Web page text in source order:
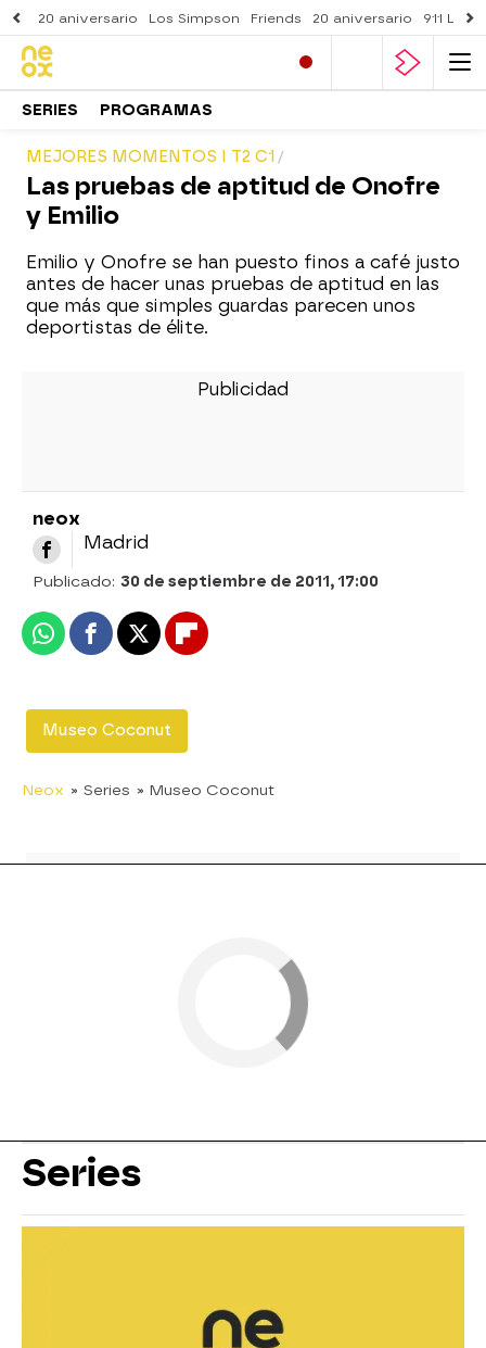
20 aniversario Los Simpson Friends 20 aniversario 911
SERIES PROGRAMAS
MEJORES MOMENTOS I T2 C1
Las pruebas de aptitud de Onofre
y Emilio
Emilio y Onofre se han puesto finos a café justo
antes de hacer unas pruebas de aptitud en las
que más que simples guardas parecen unos
deportistas de élite.
neox
Madrid
Publicado: 30 de septiembre de 2011, 17:00
WhatsappFacebook
X Flipboard
Museo Coconut
Neox » Series » Museo Coconut
Series